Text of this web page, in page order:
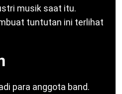
musik saat itu.
tuntutan ini terlihat
para anggota band.